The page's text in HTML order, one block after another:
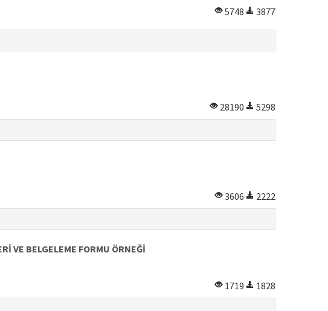
5748 3877
28190
5298
3606
2222
VE BELGELEME FORMU ÖRNEĞİ
1719
1828